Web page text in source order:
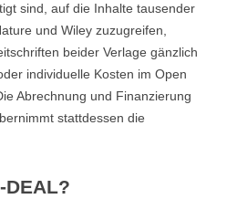
sind, auf die Inhalte tausender
und Wiley zuzugreifen,
beider Verlage gänzlich
individuelle Kosten im Open
Abrechnung und Finanzierung
stattdessen die